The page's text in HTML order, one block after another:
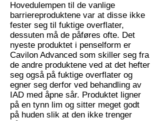
Hovedulempen til de vanlige
barriereproduktene var at disse ikke
fester seg til fuktige overflater,
dessuten må de påføres ofte. Det
nyeste produktet i penselform er
Cavilon Advanced som skiller seg fra
de andre produktene ved at det hefter
seg også på fuktige overflater og
egner seg derfor ved behandling av
IAD med åpne sår. Produktet ligner
på en tynn lim og sitter meget godt
på huden slik at den ikke trenger